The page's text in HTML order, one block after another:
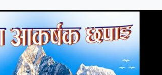
पोखराले जितेको छ ।
वालिङ फुटसललाई ३–० गोल अन्तरले
ट्रफी, मेडल र प्रमाणपत्र प्राप्त
बुझायो । त्यस्तै प्रतियोगिताबाट तेस्रो